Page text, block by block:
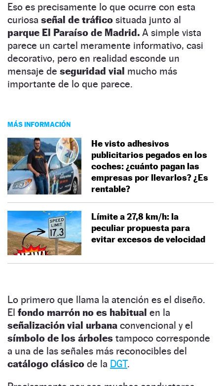
Eso es precisamente lo que ocurre con esta
curiosa señal de tráfico situada junto al
parque El Paraíso de Madrid. A simple vista
parece un cartel meramente informativo, casi
decorativo, pero en realidad esconde un
mensaje de seguridad vial mucho más
importante de lo que parece.
MÁS INFORMACIÓN
He visto adhesivos
publicitarios pegados en los
coches: ¿cuánto pagan las
empresas por llevarlos? ¿Es
rentable?
Límite a 27,8 km/h: la
peculiar propuesta para
evitar excesos de velocidad
Lo primero que llama la atención es el diseño.
El fondo marrón no es habitual en la
señalización vial urbana convencional y el
símbolo de los árboles tampoco corresponde
a una de las señales más reconocibles del
catálogo clásico de la DGT.